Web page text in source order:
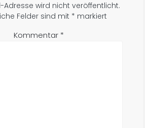
Adresse wird nicht veröffentlicht.
Felder sind mit * markiert
Kommentar *